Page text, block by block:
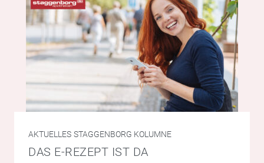
AKTUELLES STAGGENBORG KOLUMNE
DAS E-REZEPT IST DA